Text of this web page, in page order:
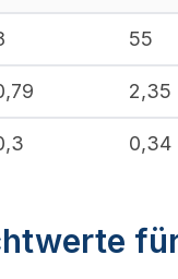
55
2,35
0,34